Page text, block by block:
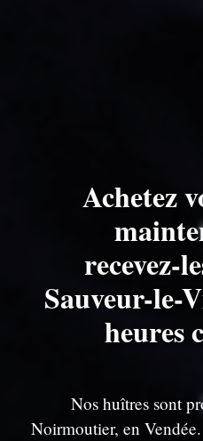
Achetez
recevez-
Sauveur-le-
heures
Nos huîtres sont
Noirmoutier, en